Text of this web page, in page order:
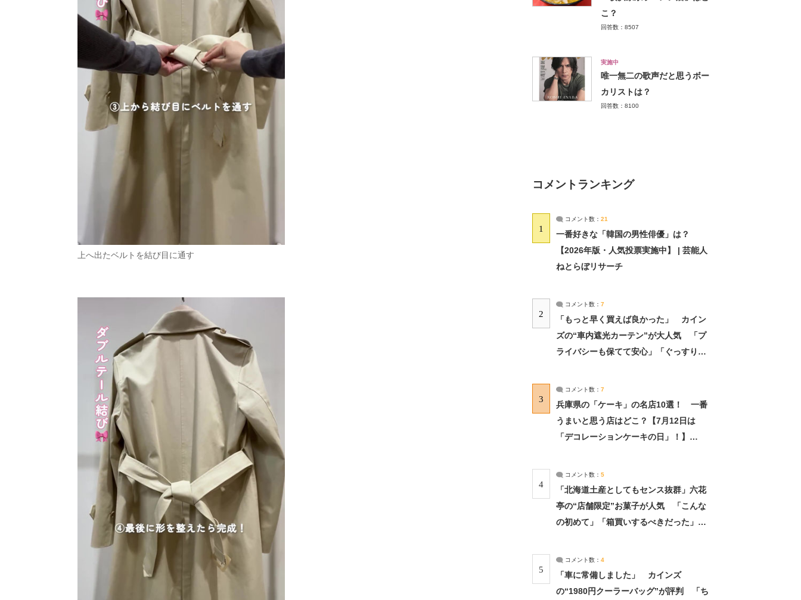
上へ出たベルトを結び目に通す
こ？
回答数：8507
実施中
唯一無二の歌声だと思うボー
カリストは？
回答数：8100
コメントランキング
1
コメント数： 21
一番好きな「韓国の男性俳優」は？
【2026年版・人気投票実施中】 | 芸能人
ねとらぼリサーチ
2
コメント数： 7
「もっと早く買えば良かった」 カイン
ズの“車内遮光カーテン”が大人気 「プ
ライバシーも保てて安心」「ぐっすり眠
3
コメント数： 7
兵庫県の「ケーキ」の名店10選！ 一番
うまいと思う店はどこ？【7月12日は
「デコレーションケーキの日」！】
4
コメント数： 5
「北海道土産としてもセンス抜群」六花
亭の“店舗限定”お菓子が人気 「こんな
の初めて」「箱買いするべきだった」
5
コメント数： 4
「車に常備しました」 カインズ
の“1980円クーラーバッグ”が評判 「ち